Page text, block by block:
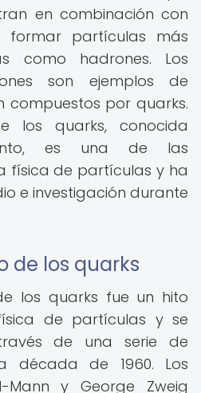
en combinación con
formar partículas más
como hadrones. Los
son ejemplos de
compuestos por quarks.
los quarks, conocida
es una de las
física de partículas y ha
e investigación durante
de los quarks
los quarks fue un hito
de partículas y se
de una serie de
década de 1960. Los
Mann y George Zweig